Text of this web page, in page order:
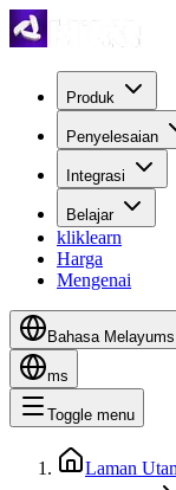
Produk
Penyelesaian
Integrasi
Belajar
kliklearn
Harga
Mengenai
Bahasa Melayums
ms
Toggle menu
Laman